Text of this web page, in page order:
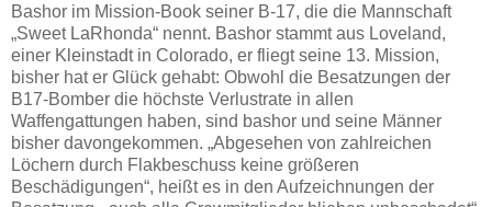
Bashor im Mission-Book seiner B-17, die die Mannschaft
„Sweet LaRhonda“ nennt. Bashor stammt aus Loveland,
einer Kleinstadt in Colorado, er fliegt seine 13. Mission,
bisher hat er Glück gehabt: Obwohl die Besatzungen der
B17-Bomber die höchste Verlustrate in allen
Waffengattungen haben, sind bashor und seine Männer
bisher davongekommen. „Abgesehen von zahlreichen
Löchern durch Flakbeschuss keine größeren
Beschädigungen“, heißt es in den Aufzeichnungen der